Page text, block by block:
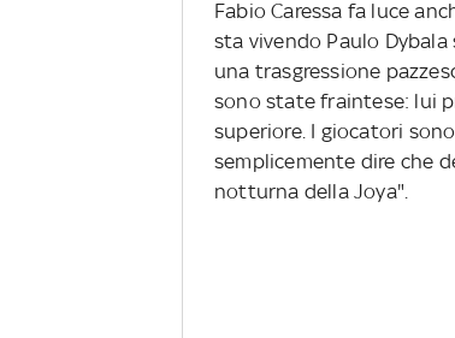
Fabio Caressa fa luce
sta vivendo Paulo
una trasgressione
sono state fraintese: lui
superiore. I giocatori
semplicemente dire che
notturna della Joya".